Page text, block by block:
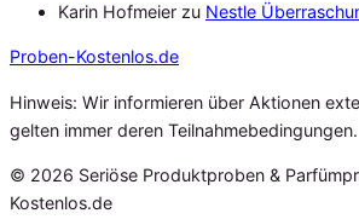
Karin Hofmeier zu Nestle
Proben-Kostenlos.de
Hinweis: Wir informieren über Aktionen
gelten immer deren Teilnahmebedingungen.
© 2026 Seriöse Produktproben &
Kostenlos.de